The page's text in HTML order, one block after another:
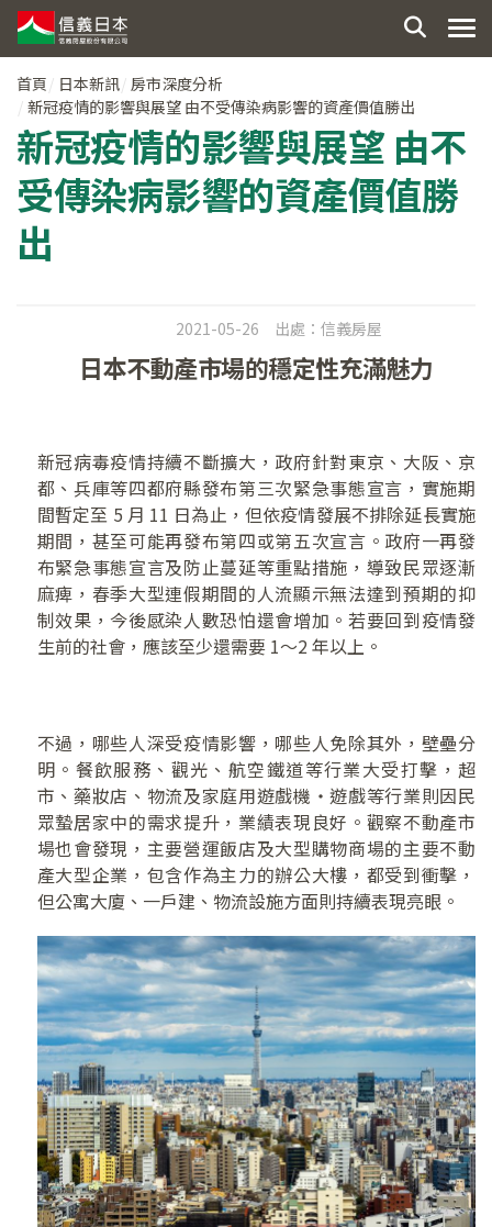
首頁 日本新訊 房市深度分析
新冠疫情的影響與展望 由不受傳染病影響的資產價值勝出
新冠疫情的影響與展望 由不
受傳染病影響的資產價值勝
出
2021-05-26 出處： 信義房屋
日本不動產市場的穩定性充滿魅力
新冠病毒疫情持續不斷擴大，政府針對東京、大阪、京
都、兵庫等四都府縣發布第三次緊急事態宣言，實施期
間暫定至 5 月 11 日為止，但依疫情發展不排除延長實施
期間，甚至可能再發布第四或第五次宣言。政府一再發
布緊急事態宣言及防止蔓延等重點措施，導致民眾逐漸
麻痺，春季大型連假期間的人流顯示無法達到預期的抑
制效果，今後感染人數恐怕還會增加。若要回到疫情發
生前的社會，應該至少還需要 1～2 年以上。
不過，哪些人深受疫情影響，哪些人免除其外，壁壘分
明。餐飲服務、觀光、航空鐵道等行業大受打擊，超
市、藥妝店、物流及家庭用遊戲機・遊戲等行業則因民
眾蟄居家中的需求提升，業績表現良好。觀察不動產市
場也會發現，主要營運飯店及大型購物商場的主要不動
產大型企業，包含作為主力的辦公大樓，都受到衝擊，
但公寓大廈、一戶建、物流設施方面則持續表現亮眼。